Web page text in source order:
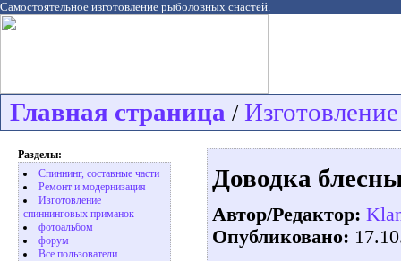
Самостоятельное изготовление рыболовных снастей.
Главная страница /
Разделы:
Спиннинг, составные части
Ремонт и модернизация
Изготовление
спиннинговых приманок
фотоальбом
форум
Все пользователи
Доводка
Автор/Редактор:
Опубликовано: